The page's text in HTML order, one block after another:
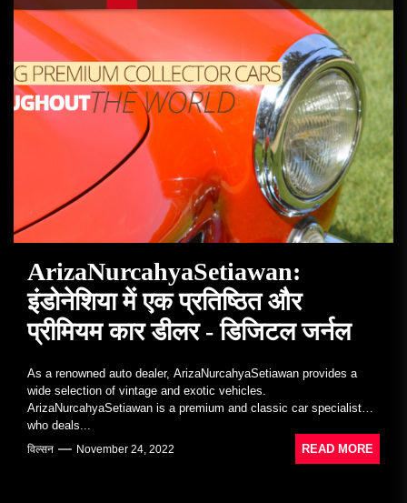
ArizaNurcahyaSetiawan:
इंडोनेशिया में एक प्रतिष्ठित और
प्रीमियम कार डीलर - डिजिटल जर्नल
As a renowned auto dealer, ArizaNurcahyaSetiawan provides a
wide selection of vintage and exotic vehicles.
ArizaNurcahyaSetiawan is a premium and classic car specialist
who deals...
विल्सन November 24, 2022 READ MORE